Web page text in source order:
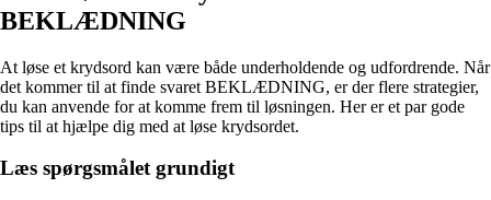
BEKLÆDNING
At løse et krydsord kan være både underholdende og udfordrende. Når
det kommer til at finde svaret BEKLÆDNING, er der flere strategier,
du kan anvende for at komme frem til løsningen. Her er et par gode
tips til at hjælpe dig med at løse krydsordet.
Læs spørgsmålet grundigt